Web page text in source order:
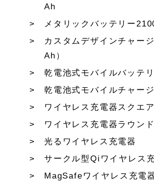
Ah
メタリックバッテリー
カスタムデザインチャー
Ah）
乾電池式モバイルバッテ
乾電池式モバイルチャー
ワイヤレス充電器スクエ
ワイヤレス充電器ラウン
光るワイヤレス充電器
サークル型Qiワイヤレス
MagSafeワイヤレス充電